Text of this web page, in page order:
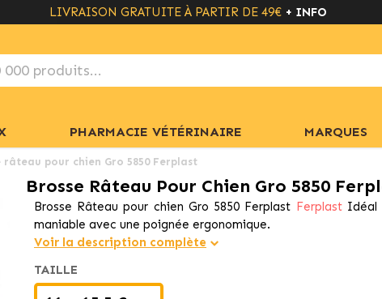
LIVRAISON GRATUITE À PARTIR DE 49€ + INFO
PHARMACIE VÉTÉRINAIRE MARQUES
râteau pour chien Gro 5850 Ferplast
Brosse Râteau Pour Chien Gro 5850
Brosse Râteau pour chien Gro 5850 Ferplast FerplastIdéal
maniable avec une poignée ergonomique.
Voir la description complète
TAILLE